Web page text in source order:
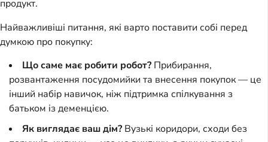
продукт.
Найважливіші питання, які варто поставити собі перед
думкою про покупку:
Що саме має робити робот? Прибирання,
розвантаження посудомийки та внесення покупок — це
інший набір навичок, ніж підтримка спілкування з
батьком із деменцією.
Як виглядає ваш дім? Вузькі коридори, сходи без